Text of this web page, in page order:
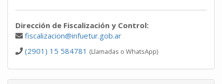
Dirección de Fiscalización y Control:
fiscalizacion@infuetur.gob.ar
(2901) 15 584781 (Llamadas o WhatsApp)